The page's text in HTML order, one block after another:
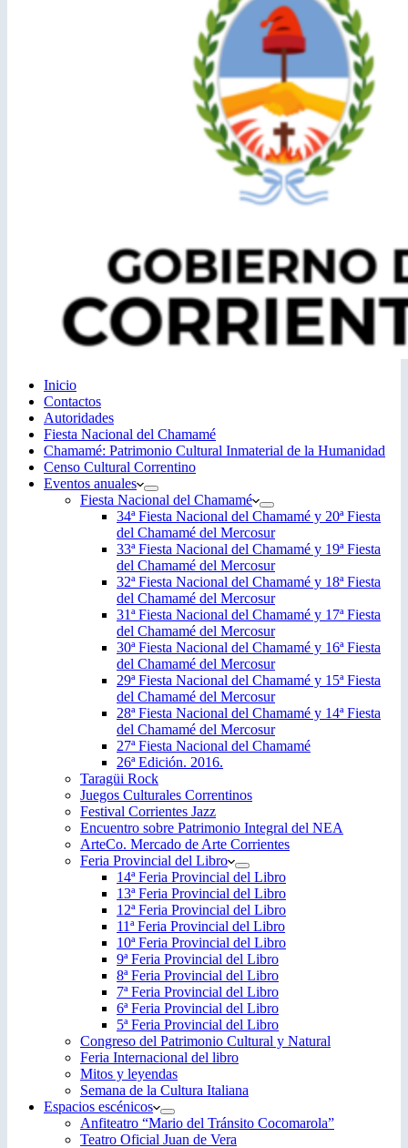
Inicio
Contactos
Autoridades
Fiesta Nacional del Chamamé
Chamamé: Patrimonio Cultural Inmaterial de la Humanidad
Censo Cultural Correntino
Eventos anuales
Fiesta Nacional del Chamamé
34ª Fiesta Nacional del Chamamé y 20ª Fiesta
del Chamamé del Mercosur
33ª Fiesta Nacional del Chamamé y 19ª Fiesta
del Chamamé del Mercosur
32ª Fiesta Nacional del Chamamé y 18ª Fiesta
del Chamamé del Mercosur
31ª Fiesta Nacional del Chamamé y 17ª Fiesta
del Chamamé del Mercosur
30ª Fiesta Nacional del Chamamé y 16ª Fiesta
del Chamamé del Mercosur
29ª Fiesta Nacional del Chamamé y 15ª Fiesta
del Chamamé del Mercosur
28ª Fiesta Nacional del Chamamé y 14ª Fiesta
del Chamamé del Mercosur
27ª Fiesta Nacional del Chamamé
26ª Edición. 2016.
Taragüi Rock
Juegos Culturales Correntinos
Festival Corrientes Jazz
Encuentro sobre Patrimonio Integral del NEA
ArteCo. Mercado de Arte Corrientes
Feria Provincial del Libro
14ª Feria Provincial del Libro
13ª Feria Provincial del Libro
12ª Feria Provincial del Libro
11ª Feria Provincial del Libro
10ª Feria Provincial del Libro
9ª Feria Provincial del Libro
8ª Feria Provincial del Libro
7ª Feria Provincial del Libro
6ª Feria Provincial del Libro
5ª Feria Provincial del Libro
Congreso del Patrimonio Cultural y Natural
Feria Internacional del libro
Mitos y leyendas
Semana de la Cultura Italiana
Espacios escénicos
Anfiteatro “Mario del Tránsito Cocomarola”
Teatro Oficial Juan de Vera